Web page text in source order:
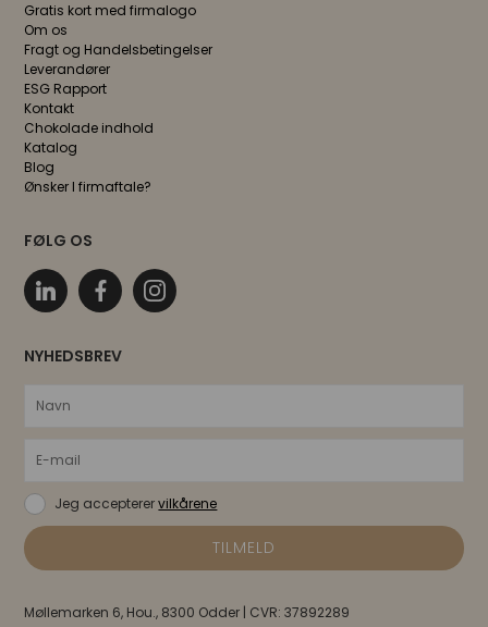
Gratis kort med firmalogo
Om os
Fragt og Handelsbetingelser
Leverandører
ESG Rapport
Kontakt
Chokolade indhold
Katalog
Blog
Ønsker I firmaftale?
FØLG OS
NYHEDSBREV
Jeg accepterervilkårene
Møllemarken 6, Hou., 8300 Odder | CVR: 37892289